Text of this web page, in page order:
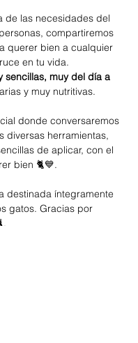
de las necesidades del
compartiremos
querer bien a cualquier
en tu vida.
sencillas, muy del día a
y muy nutritivas.
donde conversaremos
diversas herramientas,
de aplicar, con el
bien 🐈💙.
destinada íntegramente
gatos. Gracias por